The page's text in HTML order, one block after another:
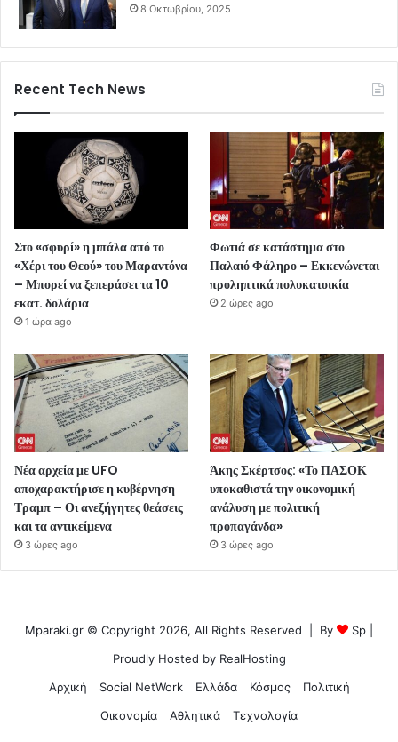
8 Οκτωβρίου, 2025
Recent Tech News
Στο «σφυρί» η μπάλα από το
«Χέρι του Θεού» του Μαραντόνα
– Μπορεί να ξεπεράσει τα 10
εκατ. δολάρια
1 ώρα ago
Φωτιά σε κατάστημα στο
Παλαιό Φάληρο – Εκκενώνεται
προληπτικά πολυκατοικία
2 ώρες ago
Νέα αρχεία με UFO
αποχαρακτήρισε η κυβέρνηση
Τραμπ – Οι ανεξήγητες θεάσεις
και τα αντικείμενα
3 ώρες ago
Άκης Σκέρτσος: «Το ΠΑΣΟΚ
υποκαθιστά την οικονομική
ανάλυση με πολιτική
προπαγάνδα»
3 ώρες ago
Mparaki.gr © Copyright 2026, All Rights Reserved | By Sp
Proudly Hosted by RealHosting
Αρχική
Social NetWork Ελλάδα Κόσμος
Πολιτική
Οικονομία
Αθλητικά Τεχνολογία